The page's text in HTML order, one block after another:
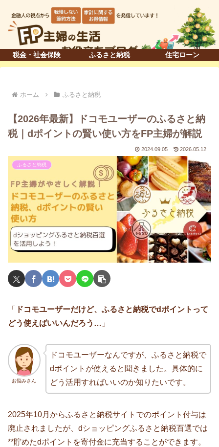
税金・社会保険 ふるさと納税 住宅ローン
ホーム ふるさと納税
【2026年最新】ドコモユーザーのふるさと納
税｜dポイントの賢い使い方をFP主婦が解説
2024.09.05 2026.05.12
ふるさと納税
「
ドコモユーザーだけど、ふるさと納税でdポイントって
どう使えばいいんだろう… 」
お悩みさん
ドコモユーザーなんですが、ふるさと納税で
dポイントが使えると聞きました。具体的に
どう活用すればいいのか知りたいです。
2025年10月からふるさと納税サイトでのポイント付与は
廃止されましたが、dショッピングふるさと納税百選では
**貯めたdポイントを寄付金に充当することができます。